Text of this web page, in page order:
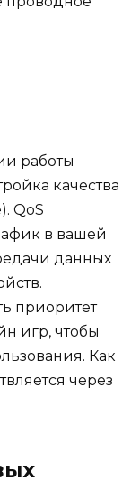
работы
качества
QoS
в вашей
данных
приоритет
игр, чтобы
Как
через